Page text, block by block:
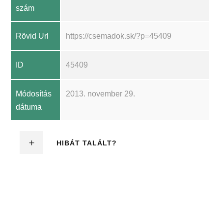
szám
Rövid Url https://csemadok.sk/?p=45409
ID 45409
Módosítás
dátuma
2013. november 29.
HIBÁT TALÁLT?